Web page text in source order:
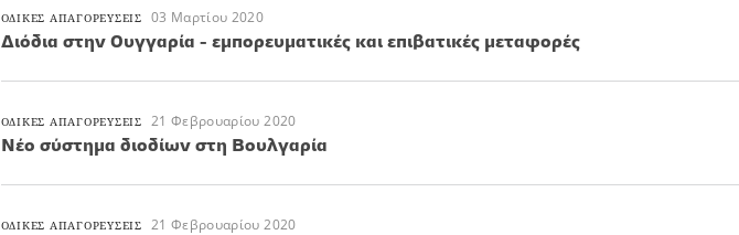
ΟΔΙΚΕΣ ΑΠΑΓΟΡΕΥΣΕΙΣ 03 Μαρτίου 2020
Διόδια στην Ουγγαρία - εμπορευματικές και επιβατικές μεταφορές
ΟΔΙΚΕΣ ΑΠΑΓΟΡΕΥΣΕΙΣ 21 Φεβρουαρίου 2020
Νέο σύστημα διοδίων στη Βουλγαρία
ΟΔΙΚΕΣ ΑΠΑΓΟΡΕΥΣΕΙΣ 21 Φεβρουαρίου 2020